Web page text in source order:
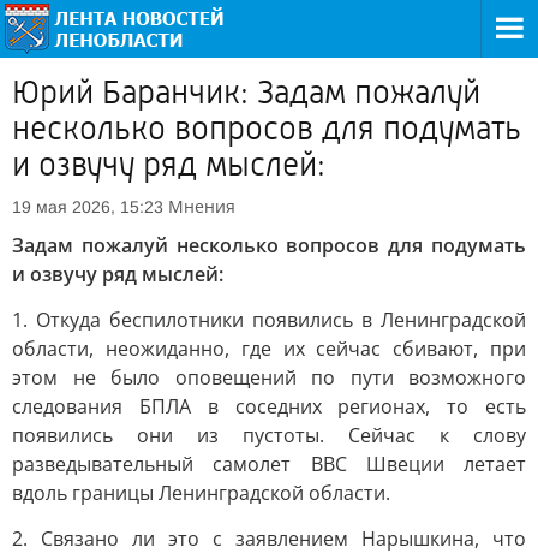
Юрий Баранчик: Задам пожалуй
несколько вопросов для подумать
и озвучу ряд мыслей:
19 мая 2026, 15:23 Мнения
Задам пожалуй несколько вопросов для подумать
и озвучу ряд мыслей:
1. Откуда беспилотники появились в Ленинградской
области, неожиданно, где их сейчас сбивают, при
этом не было оповещений по пути возможного
следования БПЛА в соседних регионах, то есть
появились они из пустоты. Сейчас к слову
разведывательный самолет ВВС Швеции летает
вдоль границы Ленинградской области.
2. Связано ли это с заявлением Нарышкина, что